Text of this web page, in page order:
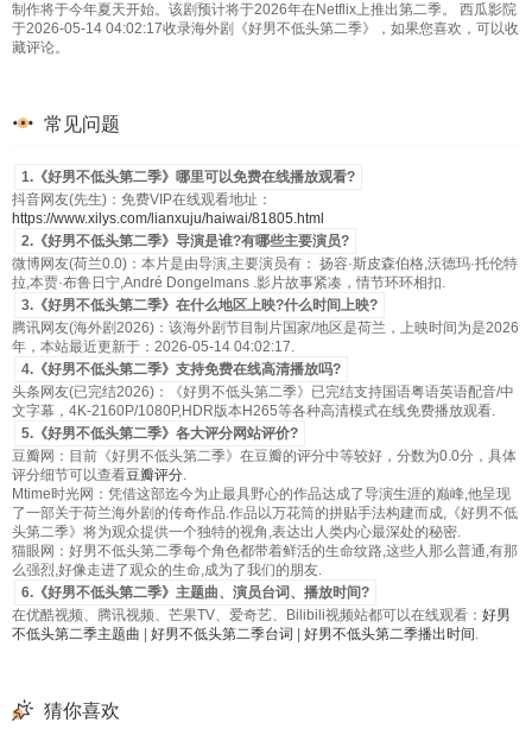
制作将于今年夏天开始。该剧预计将于2026年在Netflix上推出第二季。 西瓜影院
于2026-05-14 04:02:17收录海外剧《好男不低头第二季》，如果您喜欢，可以收
藏评论。
常见问题
1.《好男不低头第二季》哪里可以免费在线播放观看?
抖音网友(先生)：免费VIP在线观看地址：
https://www.xilys.com/lianxuju/haiwai/81805.html
2.《好男不低头第二季》导演是谁?有哪些主要演员?
微博网友(荷兰0.0)：本片是由导演,主要演员有： 扬容·斯皮森伯格,沃德玛·托伦特
拉,本贾·布鲁日宁,André Dongelmans .影片故事紧凑，情节环环相扣.
3.《好男不低头第二季》在什么地区上映?什么时间上映?
腾讯网友(海外剧2026)：该海外剧节目制片国家/地区是荷兰，上映时间为是2026
年，本站最近更新于：2026-05-14 04:02:17.
4.《好男不低头第二季》支持免费在线高清播放吗?
头条网友(已完结2026)：《好男不低头第二季》已完结支持国语粤语英语配音/中
文字幕，4K-2160P/1080P,HDR版本H265等各种高清模式在线免费播放观看.
5.《好男不低头第二季》各大评分网站评价?
豆瓣网：目前《好男不低头第二季》在豆瓣的评分中等较好，分数为0.0分，具体
评分细节可以查看豆瓣评分.
Mtime时光网：凭借这部迄今为止最具野心的作品达成了导演生涯的巅峰,他呈现
了一部关于荷兰海外剧的传奇作品.作品以万花筒的拼贴手法构建而成,《好男不低
头第二季》将为观众提供一个独特的视角,表达出人类内心最深处的秘密.
猫眼网：好男不低头第二季每个角色都带着鲜活的生命纹路,这些人那么普通,有那
么强烈,好像走进了观众的生命,成为了我们的朋友.
6.《好男不低头第二季》主题曲、演员台词、播放时间?
在优酷视频、腾讯视频、芒果TV、爱奇艺、Bilibili视频站都可以在线观看： 好男
不低头第二季主题曲
好男不低头第二季台词 好男不低头第二季播出时间 .
猜你喜欢